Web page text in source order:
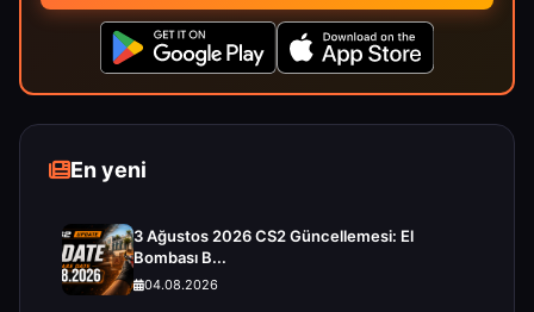
En yeni
3 Ağustos 2026 CS2 Güncellemesi: El
Bombası B...
04.08.2026